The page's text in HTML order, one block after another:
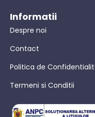
Informatii
Despre noi
Contact
Politica de
Termeni si Conditii